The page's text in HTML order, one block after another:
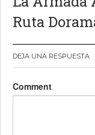
de
entradas
Ruta
DEJA UNA RESPUESTA
Comment